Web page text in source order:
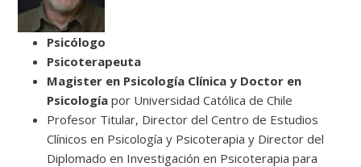
Psicólogo
Psicoterapeuta
Magister en Psicología Clínica y Doctor en
Psicología por Universidad Católica de Chile
Profesor Titular, Director del Centro de Estudios
Clínicos en Psicología y Psicoterapia y Director del
Diplomado en Investigación en Psicoterapia para